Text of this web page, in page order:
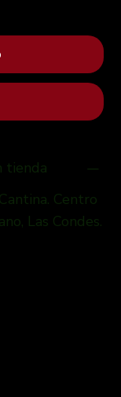
tienda
Centro
Las Condes.